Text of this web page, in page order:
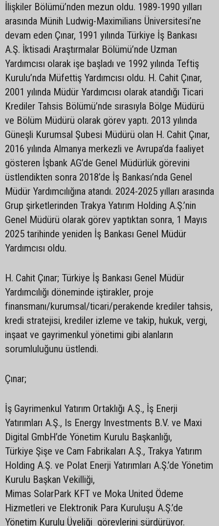
İlişkiler Bölümü’nden mezun oldu. 1989-1990 yılları
arasında Münih Ludwig-Maximilians Üniversitesi’ne
devam eden Çınar, 1991 yılında Türkiye İş Bankası
A.Ş. İktisadi Araştırmalar Bölümü’nde Uzman
Yardımcısı olarak işe başladı ve 1992 yılında Teftiş
Kurulu’nda Müfettiş Yardımcısı oldu. H. Cahit Çınar,
2001 yılında Müdür Yardımcısı olarak atandığı Ticari
Krediler Tahsis Bölümü’nde sırasıyla Bölge Müdürü
ve Bölüm Müdürü olarak görev yaptı. 2013 yılında
Güneşli Kurumsal Şubesi Müdürü olan H. Cahit Çınar,
2016 yılında Almanya merkezli ve Avrupa’da faaliyet
gösteren İşbank AG’de Genel Müdürlük görevini
üstlendikten sonra 2018’de İş Bankası’nda Genel
Müdür Yardımcılığına atandı. 2024-2025 yılları arasında
Grup şirketlerinden Trakya Yatırım Holding A.Ş.’nin
Genel Müdürü olarak görev yaptıktan sonra, 1 Mayıs
2025 tarihinde yeniden İş Bankası Genel Müdür
Yardımcısı oldu.
H. Cahit Çınar; Türkiye İş Bankası Genel Müdür
Yardımcılığı döneminde iştirakler, proje
finansmanı/kurumsal/ticari/perakende krediler tahsis,
kredi stratejisi, krediler izleme ve takip, hukuk, vergi,
inşaat ve gayrimenkul yönetimi gibi alanların
sorumluluğunu üstlendi.
Çınar;
İş Gayrimenkul Yatırım Ortaklığı A.Ş., İş Enerji
Yatırımları A.Ş., Is Energy Investments B.V. ve Maxi
Digital GmbH’de Yönetim Kurulu Başkanlığı,
Türkiye Şişe ve Cam Fabrikaları A.Ş., Trakya Yatırım
Holding A.Ş. ve Polat Enerji Yatırımları A.Ş.’de Yönetim
Kurulu Başkan Vekilliği,
Mimas SolarPark KFT ve Moka United Ödeme
Hizmetleri ve Elektronik Para Kuruluşu A.Ş.’de
Yönetim Kurulu Üyeliği görevlerini sürdürüyor.